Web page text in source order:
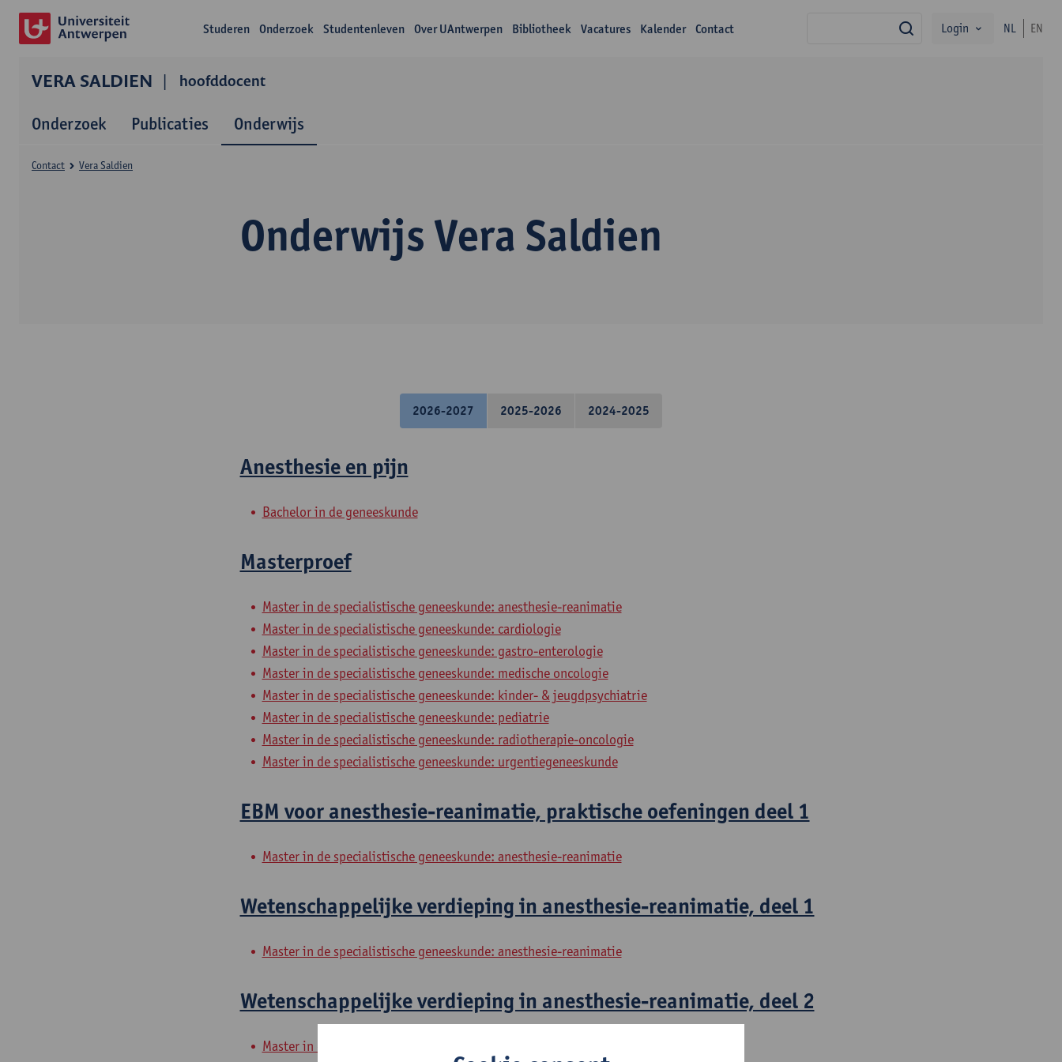
Studeren Onderzoek Studentenleven Over UAntwerpen Bibliotheek Vacatures Kalender Contact zoekLogin NL EN
VERA SALDIEN hoofddocent
Onderzoek Publicaties Onderwijs
Onderwijs Vera Saldien
Contact Vera Saldien
2026-2027 2025-2026 2024-2025
Anesthesie en pijn
Bachelor in de geneeskunde
Masterproef
Master in de specialistische geneeskunde: anesthesie-reanimatie
Master in de specialistische geneeskunde: cardiologie
Master in de specialistische geneeskunde: gastro-enterologie
Master in de specialistische geneeskunde: medische oncologie
Master in de specialistische geneeskunde: kinder- & jeugdpsychiatrie
Master in de specialistische geneeskunde: pediatrie
Master in de specialistische geneeskunde: radiotherapie-oncologie
Master in de specialistische geneeskunde: urgentiegeneeskunde
EBM voor anesthesie-reanimatie, praktische oefeningen deel 1
Master in de specialistische geneeskunde: anesthesie-reanimatie
Wetenschappelijke verdieping in anesthesie-reanimatie, deel 1
Master in de specialistische geneeskunde: anesthesie-reanimatie
Wetenschappelijke verdieping in anesthesie-reanimatie, deel 2
Master in de specialistische geneeskunde: anesthesie-reanimatie